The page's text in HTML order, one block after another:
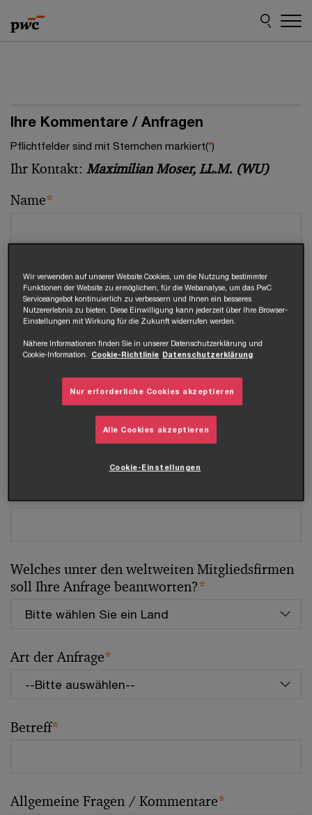
to
content
to
footer
Ihre Kommentare / Anfragen
Pflichtfelder sind mit Sternchen markiert(*)
Ihr Kontakt: Maximilian Moser, LL.M. (WU)
Name*
E-Mail*
Tel.
Welches unter den weltweiten Mitgliedsfirmen
soll Ihre Anfrage beantworten?*
Art der Anfrage*
Betreff*
Allgemeine Fragen / Kommentare*
Wir verwenden auf unserer Website Cookies, um die Nutzung bestimmter
Funktionen der Website zu ermöglichen, für die Webanalyse, um das PwC
Serviceangebot kontinuierlich zu verbessern und Ihnen ein besseres
Nutzererlebnis zu bieten. Diese Einwilligung kann jederzeit über Ihre Browser-
Einstellungen mit Wirkung für die Zukunft widerrufen werden.
Nähere Informationen finden Sie in unserer Datenschutzerklärung und
Cookie-Information. Cookie-Richtlinie Datenschutzerklärung
Nur erforderliche Cookies akzeptieren
Alle Cookies akzeptieren
Cookie-Einstellungen